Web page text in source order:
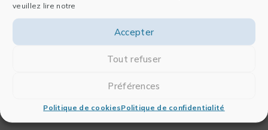
veuillez lire notre
Accepter
Tout refuser
Préférences
Politique de cookiesPolitique de confidentialité